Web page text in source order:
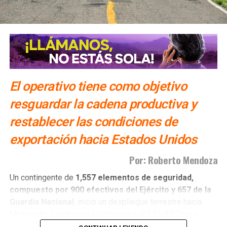
Más escuelas y hospitales para Nuevo León: Claudia
Sheinbaum
NO TE PIERDAS
“El Chori”, líder de La Unión Tepito, fue detenido en
la Cdmx
El operativo tiene como objetivo
resguardar la cadena productiva y
restablecer las condiciones de
exportación hacia Estados Unidos
Por: Roberto Mendoza
Un contingente de 1,557 elementos de seguridad,
compuesto por 900 efectivos del Ejército y 657 de la